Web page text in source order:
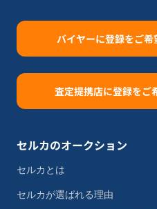
バイヤーに登録をご希
査定提携店に登録をご
セルカのオークション
セルカとは
セルカが選ばれる理由